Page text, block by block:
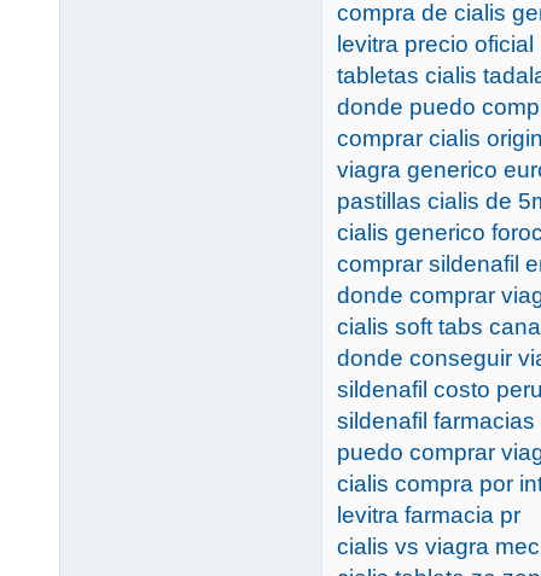
compra de cialis
levitra precio oficial
tabletas cialis
donde puedo
comprar cialis
viagra generico
pastillas cialis de
cialis generico
comprar sildenafil
donde comprar
cialis soft tabs
donde conseguir
sildenafil costo
sildenafil
puedo comprar
cialis compra por
levitra farmacia pr
cialis vs viagra